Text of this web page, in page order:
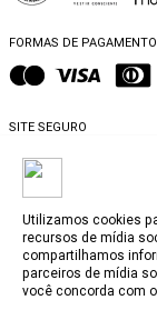
Utilizamos cookies
recursos de mídia
compartilhamos
parceiros de mídia
você concorda com
FORMAS DE PAGAMENTO
SITE SEGURO
CNPJ. 15.242.804/